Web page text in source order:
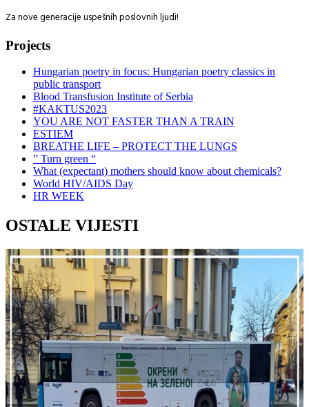
Za nove generacije uspešnih poslovnih ljudi!
Projects
Hungarian poetry in focus: Hungarian poetry classics in
public transport
Blood Transfusion Institute of Serbia
#KAKTUS2023
YOU ARE NOT FASTER THAN A TRAIN
ESTIEM
BREATHE LIFE – PROTECT THE LUNGS
” Turn green “
What (expectant) mothers should know about chemicals?
World HIV/AIDS Day
HR WEEK
OSTALE VIJESTI